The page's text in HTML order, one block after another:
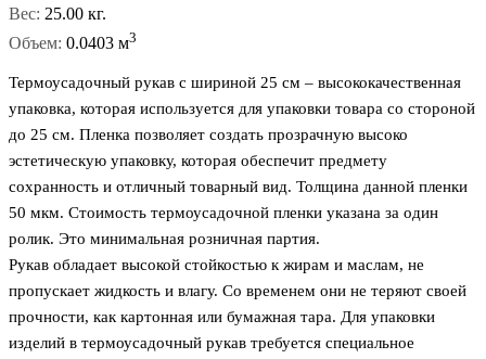
Вес: 25.00 кг.
Объем: 0.0403 м3
Термоусадочный рукав с шириной 25 см – высококачественная
упаковка, которая используется для упаковки товара со стороной
до 25 см. Пленка позволяет создать прозрачную высоко
эстетическую упаковку, которая обеспечит предмету
сохранность и отличный товарный вид. Толщина данной пленки
50 мкм. Стоимость термоусадочной пленки указана за один
ролик. Это минимальная розничная партия.
Рукав обладает высокой стойкостью к жирам и маслам, не
пропускает жидкость и влагу. Со временем они не теряют своей
прочности, как картонная или бумажная тара. Для упаковки
изделий в термоусадочный рукав требуется специальное